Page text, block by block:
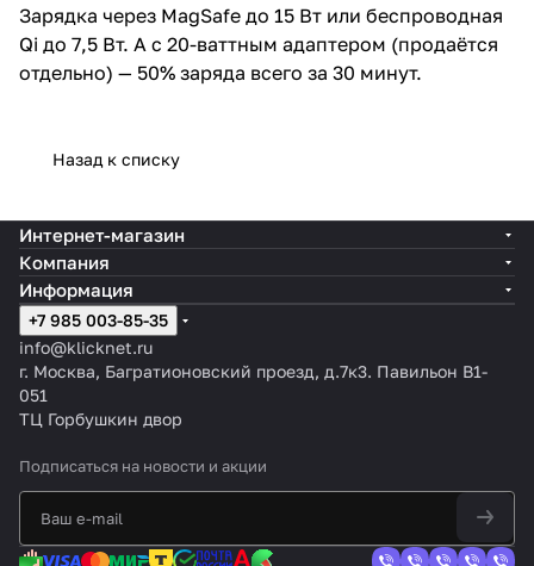
Зарядка через MagSafe до 15 Вт или беспроводная
Qi до 7,5 Вт. А с 20-ваттным адаптером (продаётся
отдельно) — 50% заряда всего за 30 минут.
Назад к списку
Интернет-магазин
Компания
Информация
+7 985 003-85-35
info@klicknet.ru
г. Москва, Багратионовский проезд, д.7к3. Павильон B1-
051
ТЦ Горбушкин двор
Подписаться на новости и акции